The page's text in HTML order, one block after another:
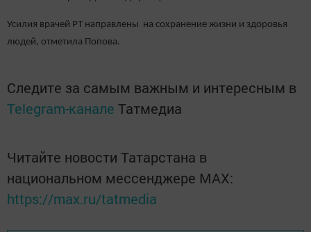
Усилия врачей РТ направлены на сохранение жизни и здоровья
людей, отметила Попова.
Следите за самым важным и интересным в
Telegram-канале Татмедиа
Читайте новости Татарстана в
национальном мессенджере MАХ:
https://max.ru/tatmedia